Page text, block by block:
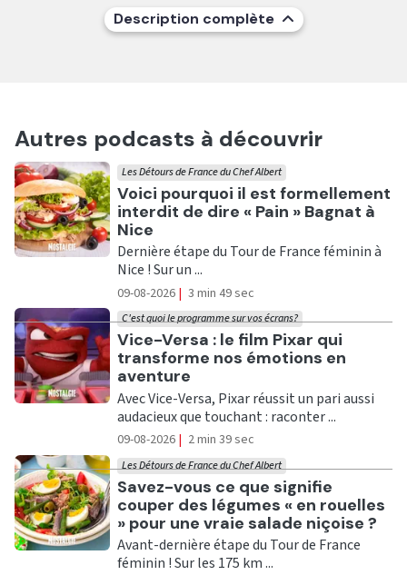
Description complète
Autres podcasts à découvrir
Ecouter
Voici pourquoi il est formellement
interdit de dire « Pain » Bagnat à
Nice
Les Détours de France du Chef Albert
Dernière étape du Tour de France féminin à
Nice ! Sur un ...
09-08-2026 | 3 min 49 sec
Ecouter
Vice-Versa : le film Pixar qui
transforme nos émotions en
aventure
C'est quoi le programme sur vos écrans?
Avec Vice-Versa, Pixar réussit un pari aussi
audacieux que touchant : raconter ...
09-08-2026 | 2 min 39 sec
Ecouter
Savez-vous ce que signifie
couper des légumes « en rouelles
» pour une vraie salade niçoise ?
Les Détours de France du Chef Albert
Avant-dernière étape du Tour de France
féminin ! Sur les 175 km ...